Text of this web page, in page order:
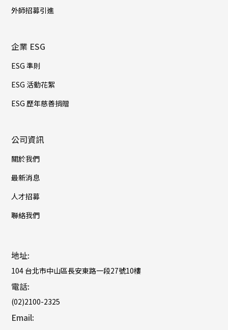
外師招募引進
企業 ESG
ESG 準則
ESG 活動花絮
ESG 歷年慈善捐贈
公司資訊
關於我們
最新消息
人才招募
聯絡我們
地址:
104 台北市中山區長安東路一段27號10樓
電話:
(02)2100-2325
Email: